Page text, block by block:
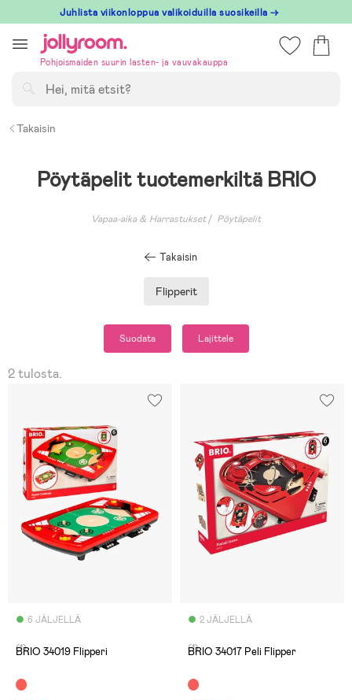
till
innehållet
Juhlista viikonloppua valikoiduilla suosikeilla →
Pohjoismaiden suurin lasten- ja vauvakauppa
Takaisin
Pöytäpelit tuotemerkiltä BRIO
Vapaa-aika & Harrastukset Pöytäpelit
Takaisin
Flipperit
Suodata Lajittele
2 tulosta.
6 JÄLJELLÄ
(1)
BRIO 34019 Flipperi
2 JÄLJELLÄ
(1)
BRIO 34017 Peli Flipper